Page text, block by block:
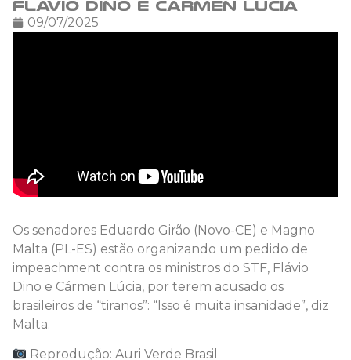
Flávio Dino e Cármen Lúcia
09/07/2025
Os senadores Eduardo Girão (Novo-CE) e Magno
Malta (PL-ES) estão organizando um pedido de
impeachment contra os ministros do STF, Flávio
Dino e Cármen Lúcia, por terem acusado os
brasileiros de “tiranos”: “Isso é muita insanidade”, diz
Malta.
Reprodução: Auri Verde Brasil